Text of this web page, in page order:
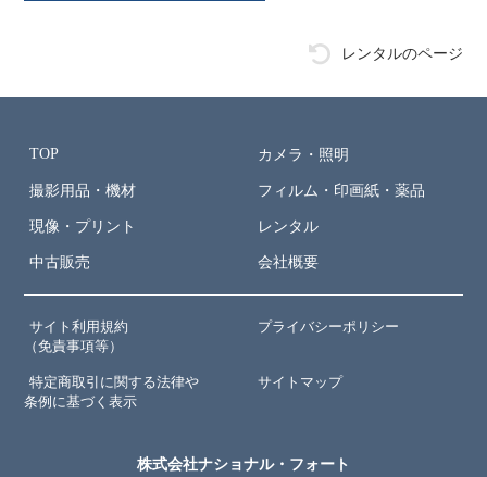
レンタルのページ
TOP カメラ・照明
撮影用品・機材 フィルム・印画紙・薬品
現像・プリント レンタル
中古販売 会社概要
サイト利用規約
（免責事項等）
プライバシーポリシー
特定商取引に関する法律や
条例に基づく表示
サイトマップ
株式会社ナショナル・フォート